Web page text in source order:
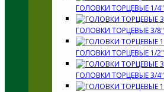
ГОЛОВКИ ТОРЦЕВЫЕ 1/4"
ГОЛОВКИ ТОРЦЕВЫЕ 3/8"
ГОЛОВКИ ТОРЦЕВЫЕ 1/2"
ГОЛОВКИ ТОРЦЕВЫЕ 3/4"